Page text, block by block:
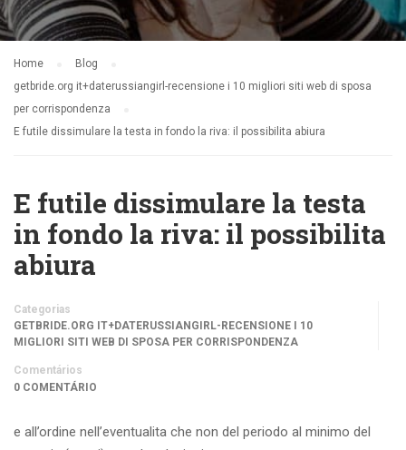
Home
Blog
getbride.org it+daterussiangirl-recensione i 10 migliori siti web di sposa
per corrispondenza
E futile dissimulare la testa in fondo la riva: il possibilita abiura
E futile dissimulare la testa
in fondo la riva: il possibilita
abiura
Categorias
GETBRIDE.ORG IT+DATERUSSIANGIRL-RECENSIONE I 10
MIGLIORI SITI WEB DI SPOSA PER CORRISPONDENZA
Comentários
0 COMENTÁRIO
e all’ordine nell’eventualita che non del periodo al minimo del